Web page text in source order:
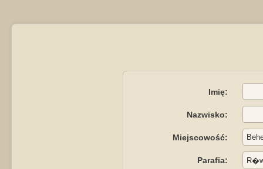
Imię:
Nazwisko:
Miejscowość:
Parafia: